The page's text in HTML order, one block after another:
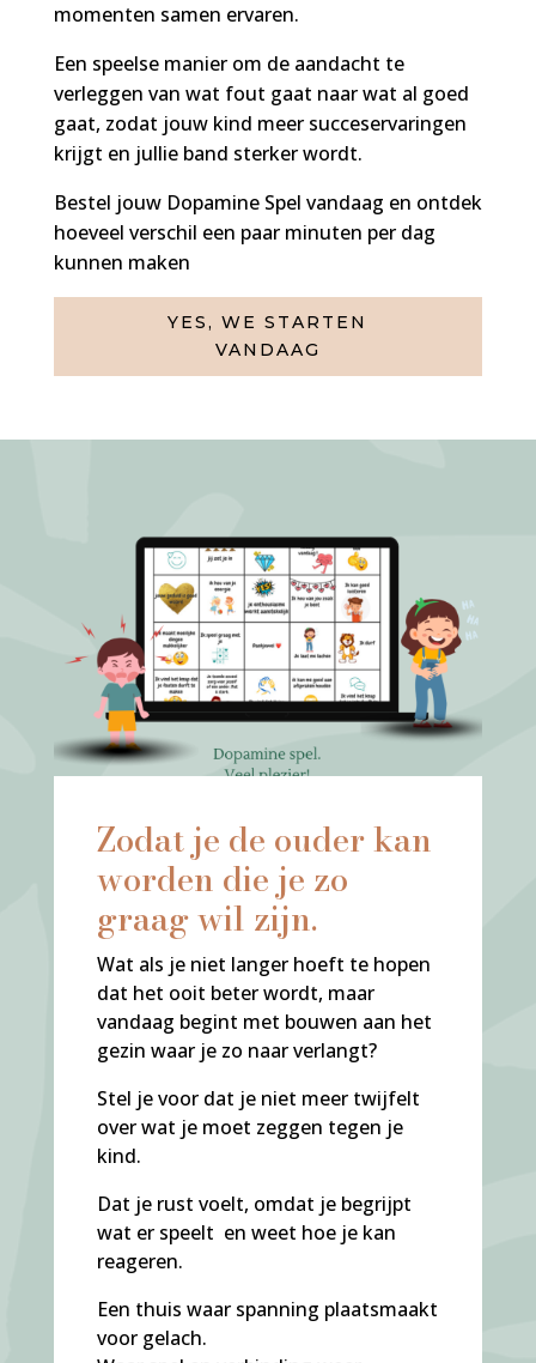
momenten samen ervaren.
Een speelse manier om de aandacht te
verleggen van wat fout gaat naar wat al goed
gaat, zodat jouw kind meer succeservaringen
krijgt en jullie band sterker wordt.
Bestel jouw Dopamine Spel vandaag en ontdek
hoeveel verschil een paar minuten per dag
kunnen maken
YES, WE STARTEN
VANDAAG
Zodat je de ouder kan
worden die je zo
graag wil zijn.
Wat als je niet langer hoeft te hopen
dat het ooit beter wordt, maar
vandaag begint met bouwen aan het
gezin waar je zo naar verlangt?
Stel je voor dat je niet meer twijfelt
over wat je moet zeggen tegen je
kind.
Dat je rust voelt, omdat je begrijpt
wat er speelt en weet hoe je kan
reageren.
Een thuis waar spanning plaatsmaakt
voor gelach.